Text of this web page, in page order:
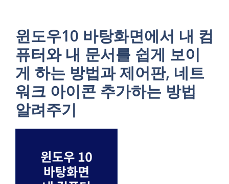
윈도우10 바탕화면에서 내 컴
퓨터와 내 문서를 쉽게 보이
게 하는 방법과 제어판, 네트
워크 아이콘 추가하는 방법
알려주기